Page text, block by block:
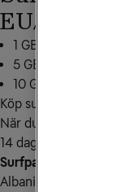
EU/EES
1 GB för 199 kr: skicka
5 GB för 349 kr: skicka
10 GB för 499 kr:
Köp surfpaketet
När du börjar använda
14 dagar.
Surfpaket Europa
Albanien, Andorra,